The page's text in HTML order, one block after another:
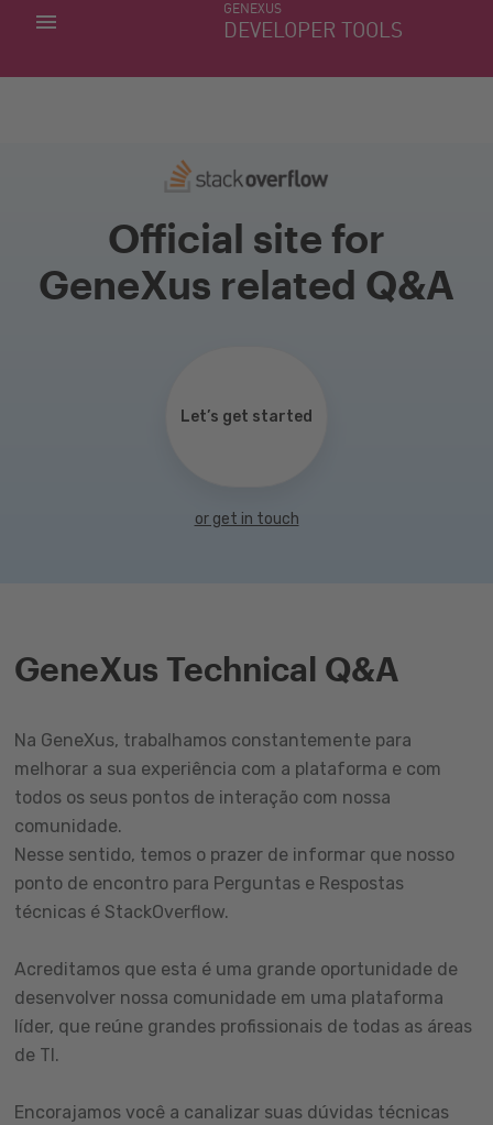
GENEXUS
DEVELOPER TOOLS
MINHAS APLICACÕES
Official site for
GeneXus related Q&A
Let’s get started
or get in touch
GeneXus Technical Q&A
Na GeneXus, trabalhamos constantemente para
melhorar a sua experiência com a plataforma e com
todos os seus pontos de interação com nossa
comunidade.
Nesse sentido, temos o prazer de informar que nosso
ponto de encontro para Perguntas e Respostas
técnicas é StackOverflow.
Acreditamos que esta é uma grande oportunidade de
desenvolver nossa comunidade em uma plataforma
líder, que reúne grandes profissionais de todas as áreas
de TI.
Encorajamos você a canalizar suas dúvidas técnicas